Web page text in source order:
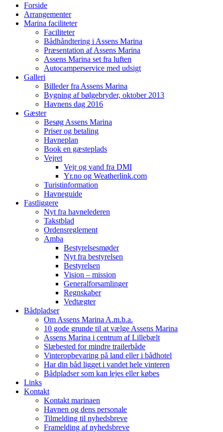
Forside
Arrangementer
Marina faciliteter
Faciliteter
Bådhåndtering i Assens Marina
Præsentation af Assens Marina
Assens Marina set fra luften
Autocamperservice med udsigt
Galleri
Billeder fra Assens Marina
Bygning af bølgebryder, oktober 2013
Havnens dag 2016
Gæster
Besøg Assens Marina
Priser og betaling
Havneplan
Book en gæsteplads
Vejret
Vejr og vand fra DMI
Yr.no og Weatherlink.com
Turistinformation
Havneguide
Fastliggere
Nyt fra havnelederen
Takstblad
Ordensreglement
Amba
Bestyrelsesmøder
Nyt fra bestyrelsen
Bestyrelsen
Vision – mission
Generalforsamlinger
Regnskaber
Vedtægter
Bådpladser
Om Assens Marina A.m.b.a.
10 gode grunde til at vælge Assens Marina
Assens Marina i centrum af Lillebælt
Slæbested for mindre trailerbåde
Vinteropbevaring på land eller i bådhotel
Har din båd ligget i vandet hele vinteren
Bådpladser som kan lejes eller købes
Links
Kontakt
Kontakt marinaen
Havnen og dens personale
Tilmelding til nyhedsbreve
Framelding af nyhedsbreve